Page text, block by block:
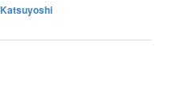
Katsuyoshi